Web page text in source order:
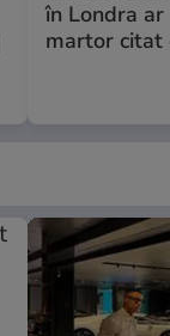
în Londra ar
martor citat